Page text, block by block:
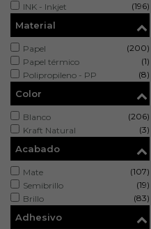
INK - Inkjet
(196)
Material
Papel
(200)
Papel térmico
(1)
Polipropileno - PP
(8)
Color
Blanco
(206)
Kraft Natural
(3)
Acabado
Mate
(107)
Semibrillo
(19)
Brillo
(83)
Adhesivo